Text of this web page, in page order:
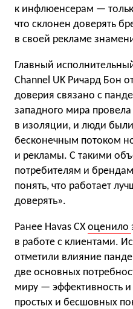
к инфлюенсерам —
что склонен доверять
в своей рекламе
Главный
Channel UK Ричард Бон
доверия связано с
западного мира
в изоляции, и люди
бесконечным потоком
и рекламы. С такими
потребителям и
понять, что работает
доверять».
Ранее Havas CX оценило
в работе с клиентами.
отметили влияние
две основных
миру — эффективность
простых и бесшовных